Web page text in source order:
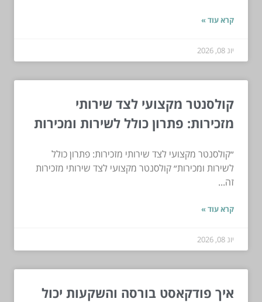
קרא עוד »
יונ 08, 2026
קולסנטר מקצועי לצד שירותי
מזכירות: פתרון כולל לשירות ומכירות
״קולסנטר מקצועי לצד שירותי מזכירות: פתרון כולל
לשירות ומכירות״ קולסנטר מקצועי לצד שירותי מזכירות
זה...
קרא עוד »
יונ 08, 2026
איך פודקאסט בורסה והשקעות יכול